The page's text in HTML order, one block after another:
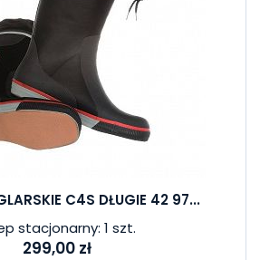
C4S DŁUGIE 42 97...
stacjonarny: 1 szt.
299,00 zł